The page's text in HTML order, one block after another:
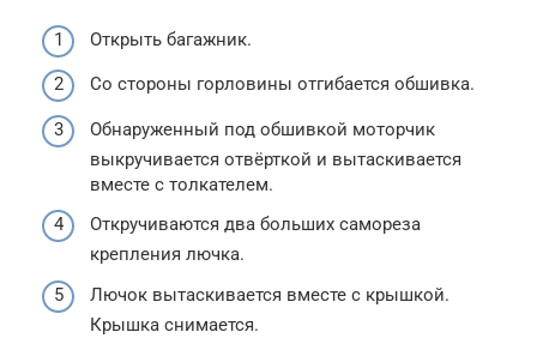
Открыть багажник.
Со стороны горловины отгибается обшивка.
Обнаруженный под обшивкой моторчик
выкручивается отвёрткой и вытаскивается
вместе с толкателем.
Откручиваются два больших самореза
крепления лючка.
Лючок вытаскивается вместе с крышкой.
Крышка снимается.